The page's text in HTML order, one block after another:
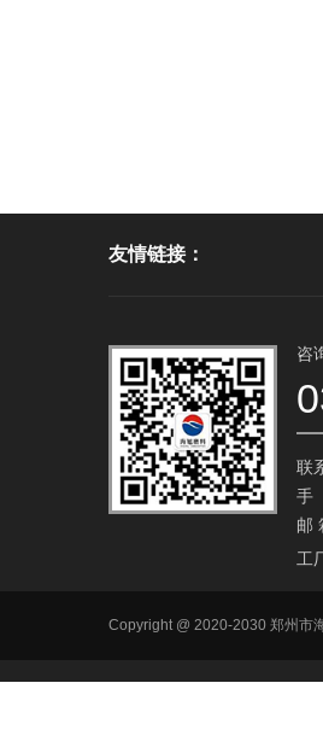
友情链接：
咨
联
手
邮
工
Copyright @ 2020-2030 郑州